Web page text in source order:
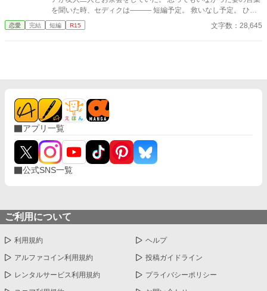
パーティー参加者達。 淑女の鑑とまで言われたクアリフィカの
る。 そうして――王太子とルシクラージュの、後悔と懺悔の
を聞いた時、セディクは――― 短編予定。 救いなし予定。 ひた
すらムカつくかもしれません。 嫌いな方は避けてください。 ※こ
の作品は小説家になろうさんでも公開しています。
恋愛 完結 短編 R15 文字数：28,645
アプリ一覧
公式SNS一覧
ご利用について
利用規約 ヘルプ
アルファコイン利用規約 投稿ガイドライン
レンタルサービス利用規約 プライバシーポリシー